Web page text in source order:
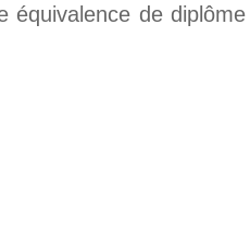
équivalence de diplôme